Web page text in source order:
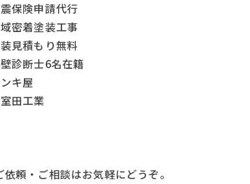
保険申請代行
密着塗装工事
見積もり無料
診断士6名在籍
キ屋
田工業
依頼・ご相談はお気軽にどうぞ。